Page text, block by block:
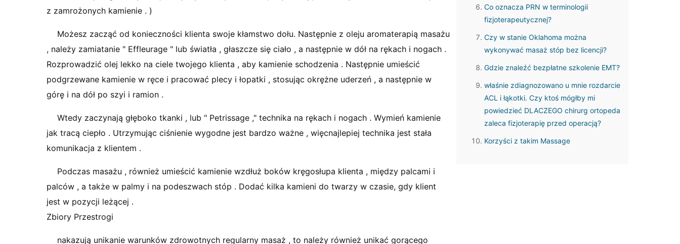
z zamrożonych kamienie . )
Możesz zacząć od konieczności klienta swoje kłamstwo dołu. Następnie z oleju aromaterapią masażu
, należy zamiatanie " Effleurage " lub światła , głaszcze się ciało , a następnie w dół na rękach i nogach .
Rozprowadzić olej lekko na ciele twojego klienta , aby kamienie schodzenia . Następnie umieścić
podgrzewane kamienie w ręce i pracować plecy i łopatki , stosując okrężne uderzeń , a następnie w
górę i na dół po szyi i ramion .
Wtedy zaczynają głęboko tkanki , lub " Petrissage ," technika na rękach i nogach . Wymień kamienie
jak tracą ciepło . Utrzymując ciśnienie wygodne jest bardzo ważne , więcnajlepiej technika jest stała
komunikacja z klientem .
Podczas masażu , również umieścić kamienie wzdłuż boków kręgosłupa klienta , między palcami i
palców , a także w palmy i na podeszwach stóp . Dodać kilka kamieni do twarzy w czasie, gdy klient
jest w pozycji leżącej .
Zbiory Przestrogi
nakazują unikanie warunków zdrowotnych regularny masaż , to należy również unikać gorącego
Co oznacza PRN w terminologii
fizjoterapeutycznej?
Czy w stanie Oklahoma można
wykonywać masaż stóp bez licencji?
Gdzie znaleźć bezpłatne szkolenie EMT?
właśnie zdiagnozowano u mnie rozdarcie
ACL i łąkotki. Czy ktoś mógłby mi
powiedzieć DLACZEGO chirurg ortopeda
zaleca fizjoterapię przed operacją?
Korzyści z takim Massage